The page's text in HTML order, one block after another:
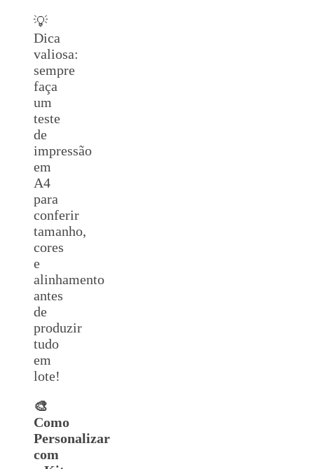
💡
Dica
valiosa:
sempre
faça
um
teste
de
impressão
em
A4
para
conferir
tamanho,
cores
e
alinhamento
antes
de
produzir
tudo
em
lote!
🎨
Como
Personalizar
com